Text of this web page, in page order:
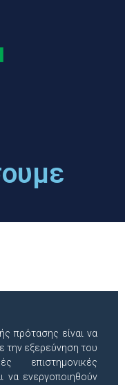
πρότασης είναι να
την εξερεύνηση του
επιστημονικές
να ενεργοποιηθούν